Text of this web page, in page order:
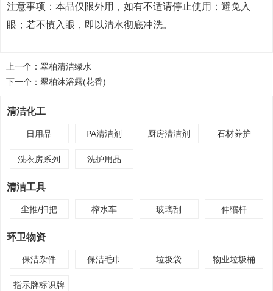
注意事项：本品仅限外用，如有不适请停止使用；避免入
眼；若不慎入眼，即以清水彻底冲洗。
上一个： 翠柏清洁绿水
下一个： 翠柏沐浴露(花香)
清洁化工
日用品 PA清洁剂 厨房清洁剂 石材养护
洗衣房系列 洗护用品
清洁工具
尘推/扫把 榨水车 玻璃刮 伸缩杆
环卫物资
保洁杂件 保洁毛巾 垃圾袋 物业垃圾桶
指示牌标识牌